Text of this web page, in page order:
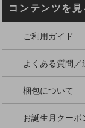
コンテンツを見
ご利用ガイド
よくある質問
梱包について
お誕生月クーポ